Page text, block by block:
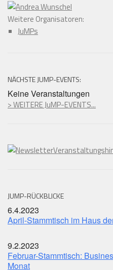
Weitere Organisatoren:
JuMPs
NÄCHSTE JUMP-EVENTS:
Keine Veranstaltungen
> WEITERE JuMP-EVENTS...
JUMP-RÜCKBLICKE
6.4.2023
April-Stammtisch im Haus
9.2.2023
Februar-Stammtisch:
Monat